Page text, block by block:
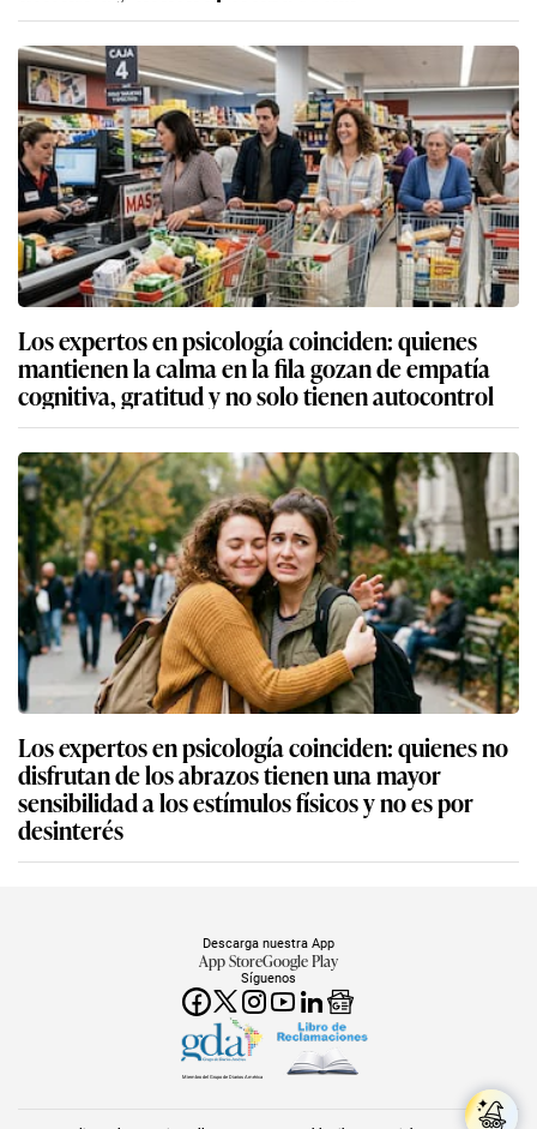
Los expertos en psicología coinciden: quienes
mantienen la calma en la fila gozan de empatía
cognitiva, gratitud y no solo tienen autocontrol
Los expertos en psicología coinciden: quienes no
disfrutan de los abrazos tienen una mayor
sensibilidad a los estímulos físicos y no es por
desinterés
Síguenos
Descarga nuestra App
App StoreGoogle Play
Miembro del Grupo de Diarios América